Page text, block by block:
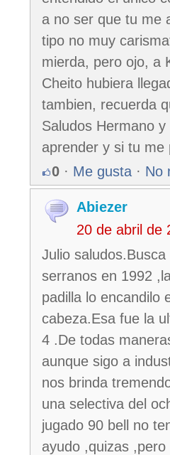
a no ser que tu me
tipo no muy
mierda, pero ojo, a
Cheito hubiera
tambien, recuerda
Saludos Hermano
aprender y si tu me
0 · Me gusta · No
Abiezer
20 de abril de
Julio
serranos en 1992
padilla lo encandilo
cabeza.Esa fue la
4 .De todas
aunque sigo a
nos brinda
una selectiva del
jugado 90 bell no
ayudo ,quizas